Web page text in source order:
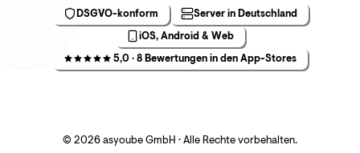
DSGVO-konform
Server in Deutschland
iOS, Android & Web
5,0 · 8 Bewertungen in den App-Stores
© 2026 asyoube GmbH · Alle Rechte vorbehalten.